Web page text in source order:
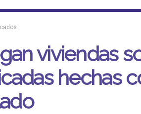
viviendas
hechas